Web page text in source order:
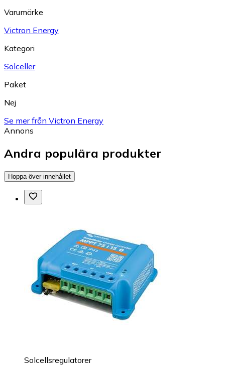
Varumärke
Victron Energy
Kategori
Solceller
Paket
Nej
Se mer från Victron Energy
Annons
Andra populära produkter
Hoppa över innehållet
Solcellsregulatorer